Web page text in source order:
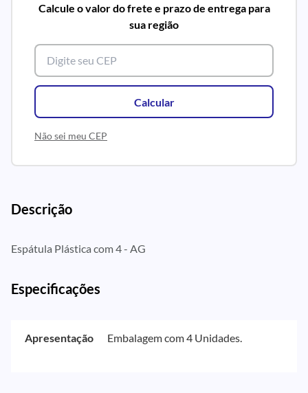
Calcule o valor do frete e prazo de entrega para
sua região
Calcular
Não sei meu CEP
Descrição
Espátula Plástica com 4 - AG
Especificações
Apresentação Embalagem com 4 Unidades.